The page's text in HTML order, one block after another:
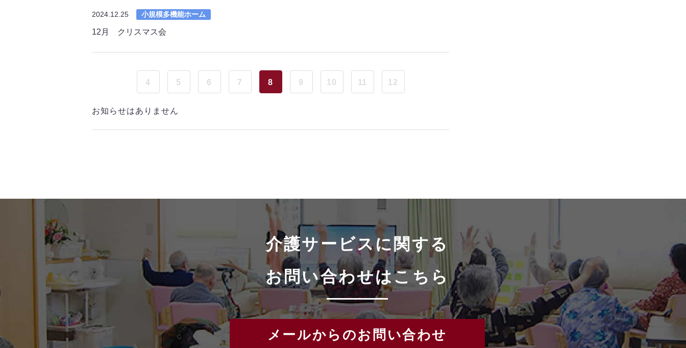
2024.12.25 小規模多機能ホーム
12月 クリスマス会
4 5 6 7 8 9 10 11 12
お知らせはありません
介護サービスに関する
お問い合わせはこちら
メールからのお問い合わせ